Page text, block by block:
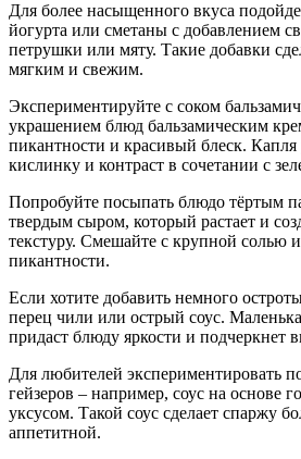
Для более насыщенного вкуса
йогурта или сметаны с добавлением
петрушки или мяту. Такие добавки
мягким и свежим.
Экспериментируйте с соком
украшением блюд бальзамическим
пикантности и красивый блеск. Капля
кислинку и контраст в сочетании с
Попробуйте посыпать блюдо тёртым
твердым сыром, который растает и
текстуру. Смешайте с крупной солью
пикантности.
Если хотите добавить немного
перец чили или острый соус.
придаст блюду яркости и подчеркнет
Для любителей экспериментировать
гейзеров – например, соус на основе
уксусом. Такой соус сделает спаржу
аппетитной.